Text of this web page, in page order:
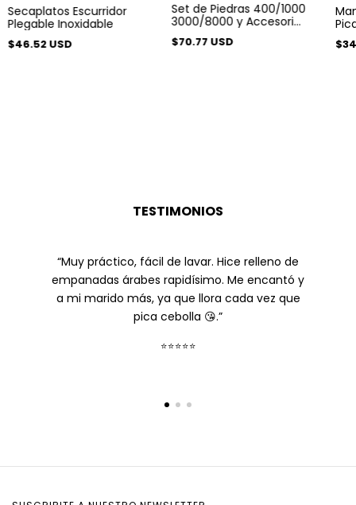
Secaplatos Escurridor
Plegable Inoxidable
$46.52 USD
Set de Piedras 400/1000
3000/8000 y Accesorios
11 En 1
$70.77 USD
de
TESTIMONIOS
“Muy práctico, fácil de lavar. Hice relleno de
empanadas árabes rapidísimo. Me encantó y
a mi marido más, ya que llora cada vez que
pica cebolla 😘.”
⭐⭐⭐⭐⭐